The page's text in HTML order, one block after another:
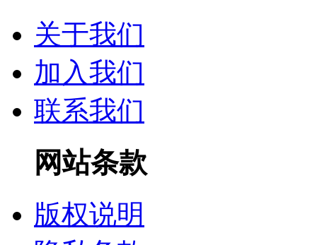
关于我们
加入我们
联系我们
网站条款
版权说明